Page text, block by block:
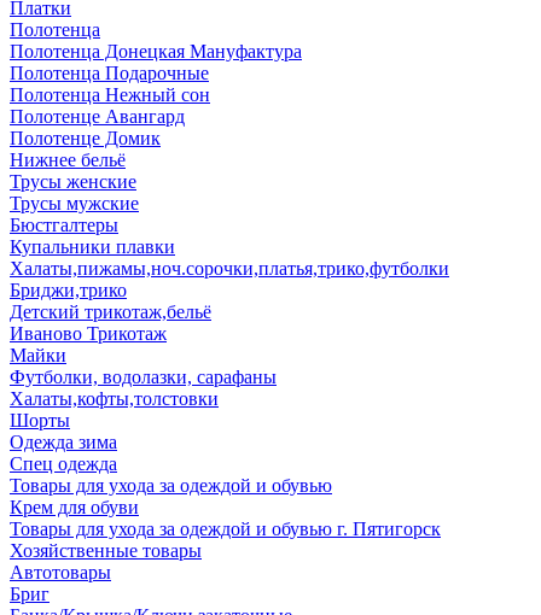
Платки
Полотенца
Полотенца Донецкая Мануфактура
Полотенца Подарочные
Полотенца Нежный сон
Полотенце Авангард
Полотенце Домик
Нижнее бельё
Трусы женские
Трусы мужские
Бюстгалтеры
Купальники плавки
Халаты,пижамы,ноч.сорочки,платья,трико,футболки
Бриджи,трико
Детский трикотаж,бельё
Иваново Трикотаж
Майки
Футболки, водолазки, сарафаны
Халаты,кофты,толстовки
Шорты
Одежда зима
Спец одежда
Товары для ухода за одеждой и обувью
Крем для обуви
Товары для ухода за одеждой и обувью г. Пятигорск
Хозяйственные товары
Автотовары
Бриг